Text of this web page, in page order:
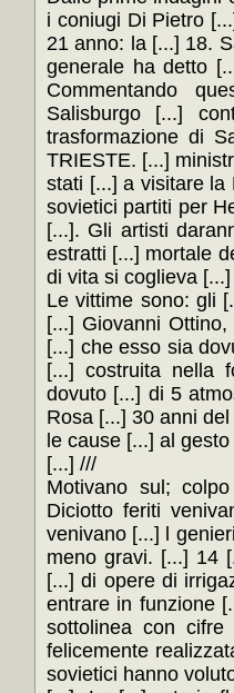
i coniugi Di Pietro
21 anno: la [...] 18.
generale ha detto
Commentando
Salisburgo [...]
trasformazione di
TRIESTE. [...]
stati [...] a visitare la
sovietici partiti per
[...]. Gli artisti
estratti [...] mortale
di vita si coglieva
Le vittime sono: gli
[...] Giovanni
[...] che esso sia
[...] costruita nella
dovuto [...] di 5
Rosa [...] 30 anni
le cause [...] al
[...] ///
Motivano sul;
Diciotto feriti
venivano [...] l
meno gravi. [...] 14
[...] di opere di
entrare in funzione
sottolinea con
felicemente
sovietici hanno